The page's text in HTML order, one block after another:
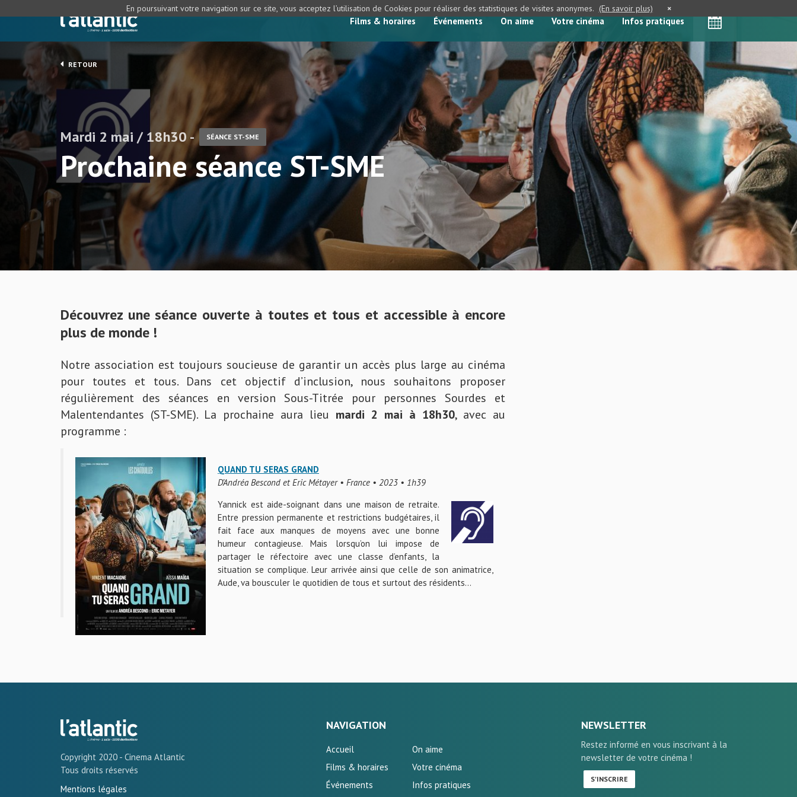
Films & horaires Événements On aime Votre cinéma Infos pratiques
RETOUR
Mardi 2 mai / 18h30 - SÉANCE ST-SME
Prochaine séance ST-SME
Découvrez une séance ouverte à toutes et tous et accessible à encore
plus de monde !
Notre association est toujours soucieuse de garantir un accès plus large au cinéma
pour toutes et tous. Dans cet objectif d’inclusion, nous souhaitons proposer
régulièrement des séances en version Sous-Titrée pour personnes Sourdes et
Malentendantes (ST-SME). La prochaine aura lieu mardi 2 mai à 18h30, avec au
programme :
QUAND TU SERAS GRAND
D’Andréa Bescond et Eric Métayer • France • 2023 • 1h39
Yannick est aide-soignant dans une maison de retraite.
Entre pression permanente et restrictions budgétaires, il
fait face aux manques de moyens avec une bonne
humeur contagieuse. Mais lorsqu’on lui impose de
partager le réfectoire avec une classe d’enfants, la
situation se complique. Leur arrivée ainsi que celle de son animatrice,
Aude, va bousculer le quotidien de tous et surtout des résidents…
Copyright 2020 - Cinema Atlantic
Tous droits réservés
Mentions légales
NAVIGATION
Accueil
Films & horaires
Événements
On aime
Votre cinéma
Infos pratiques
NEWSLETTER
Restez informé en vous inscrivant à la
newsletter de votre cinéma !
S'INSCRIRE
En poursuivant votre navigation sur ce site, vous acceptez l’utilisation de Cookies pour réaliser des statistiques de visites anonymes. (En savoir plus) ×